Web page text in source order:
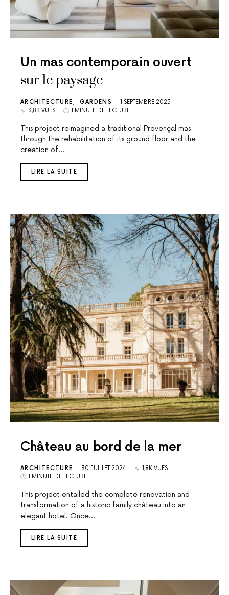
Un mas contemporain ouvert
sur le paysage
ARCHITECTURE GARDENS
1 SEPTEMBRE 2025
3,8K VUES
1 MINUTE DE LECTURE
This project reimagined a traditional Provençal mas
through the rehabilitation of its ground floor and the
creation of…
LIRE LA SUITE
Château au bord de la mer
ARCHITECTURE 30 JUILLET 2024
1,8K VUES
1 MINUTE DE LECTURE
This project entailed the complete renovation and
transformation of a historic family château into an
elegant hotel. Once…
LIRE LA SUITE